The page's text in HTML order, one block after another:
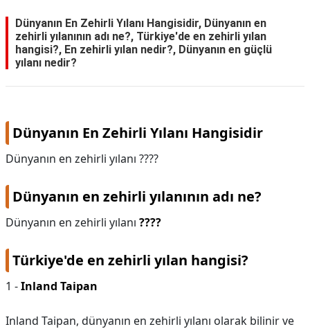
KAMP
ALANLARI
İLETİŞİM
Dünyanın En Zehirli Yılanı Hangisidir, Dünyanın en
zehirli yılanının adı ne?, Türkiye'de en zehirli yılan
hangisi?, En zehirli yılan nedir?, Dünyanın en güçlü
yılanı nedir?
Dünyanın En Zehirli Yılanı Hangisidir
Dünyanın en zehirli yılanı ????
Dünyanın en zehirli yılanının adı ne?
Dünyanın en zehirli yılanı ????
Türkiye'de en zehirli yılan hangisi?
1 -Inland Taipan
Inland Taipan, dünyanın en zehirli yılanı olarak bilinir ve